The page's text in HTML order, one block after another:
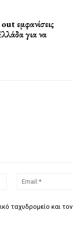
εμφανίσεις
για να
Όνομα:*
ταχυδρομείο και